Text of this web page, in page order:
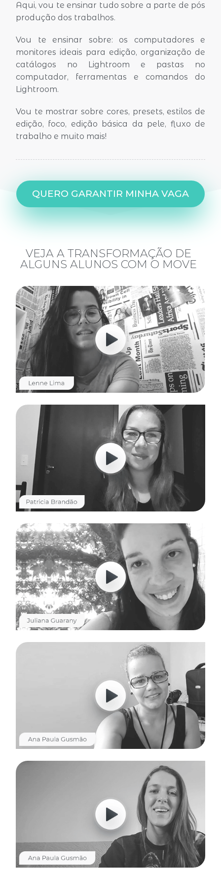
Aqui, vou te ensinar tudo sobre a parte de pós
produção dos trabalhos.
Vou te ensinar sobre: os computadores e
monitores ideais para edição, organização de
catálogos no Lightroom e pastas no
computador, ferramentas e comandos do
Lightroom.
Vou te mostrar sobre cores, presets, estilos de
edição, foco, edição básica da pele, fluxo de
trabalho e muito mais!
QUERO GARANTIR MINHA VAGA
VEJA A TRANSFORMAÇÃO DE
ALGUNS ALUNOS COM O MOVE